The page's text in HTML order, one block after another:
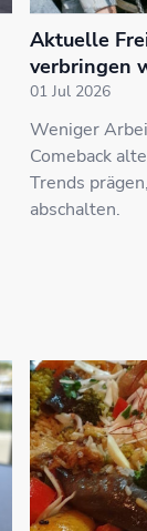
Aktuelle
verbringen
01 Jul 2026
Weniger
Comeback
Trends
abschalten.